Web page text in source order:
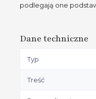
podlegają one
Dane techniczne
Typ
Treść